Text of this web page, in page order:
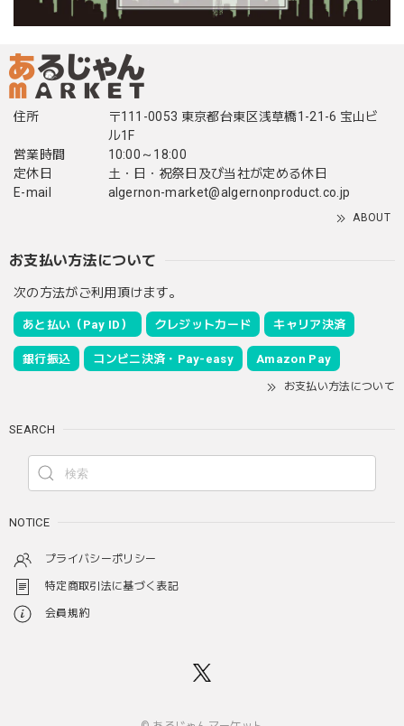
住所
〒111-0053 東京都台東区浅草橋1-21-6 宝山ビ
ル1F
営業時間
10:00～18:00
定休日
土・日・祝祭日及び当社が定める休日
E-mail
algernon-market@algernonproduct.co.jp
ABOUT
お支払い方法について
次の方法がご利用頂けます。
あと払い（Pay ID） クレジットカード キャリア決済
銀行振込 コンビニ決済・Pay-easy Amazon Pay
お支払い方法について
SEARCH
NOTICE
プライバシーポリシー
特定商取引法に基づく表記
会員規約